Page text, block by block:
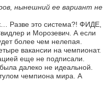
нынешний ее вариант не
Разве это система?! ФИДЕ,
и Морозевич. А если
более чем нелепая.
вакансии на чемпионат.
еще не подписали.
далеко не идеальной.
чемпиона мира. А